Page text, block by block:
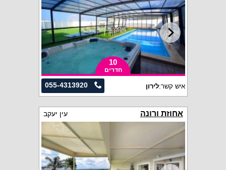
10
חדרים
055-4313920 איש קשר:לירון
אחוזת ורונה עין יעקב